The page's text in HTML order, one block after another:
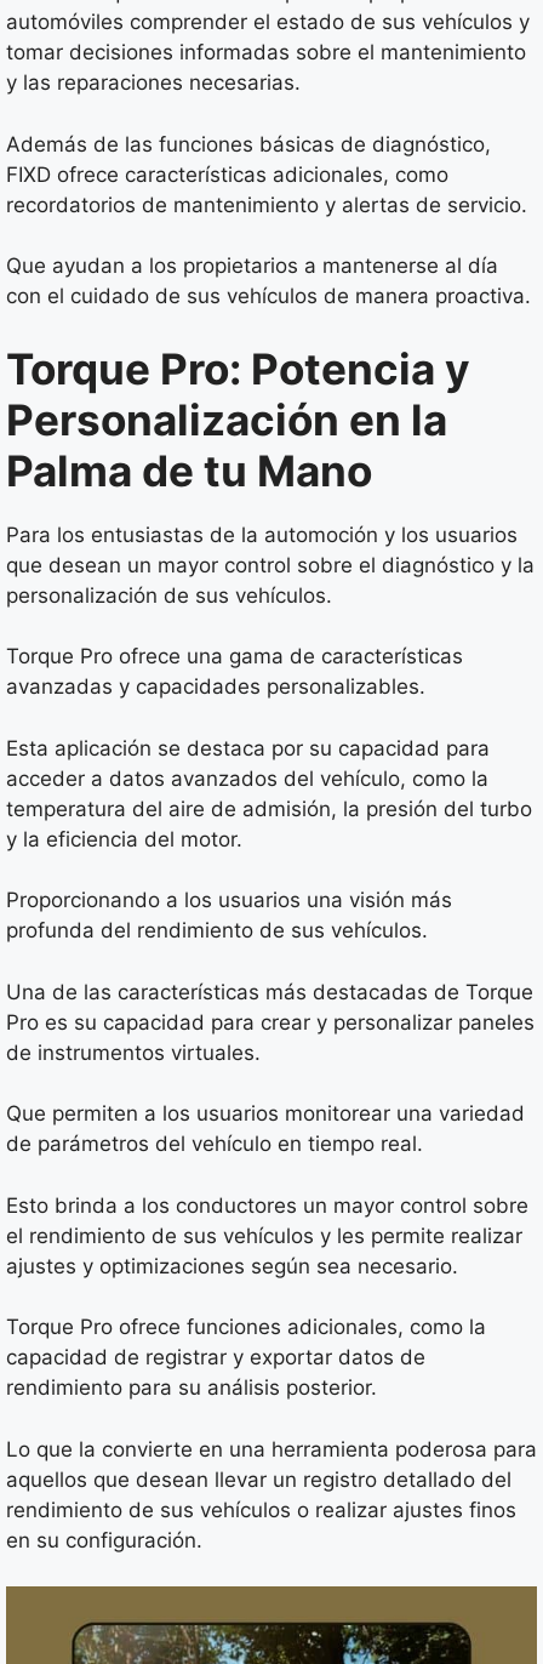
automóviles comprender el estado de sus vehículos y
tomar decisiones informadas sobre el mantenimiento
y las reparaciones necesarias.
Además de las funciones básicas de diagnóstico,
FIXD ofrece características adicionales, como
recordatorios de mantenimiento y alertas de servicio.
Que ayudan a los propietarios a mantenerse al día
con el cuidado de sus vehículos de manera proactiva.
Torque Pro: Potencia y
Personalización en la
Palma de tu Mano
Para los entusiastas de la automoción y los usuarios
que desean un mayor control sobre el diagnóstico y la
personalización de sus vehículos.
Torque Pro ofrece una gama de características
avanzadas y capacidades personalizables.
Esta aplicación se destaca por su capacidad para
acceder a datos avanzados del vehículo, como la
temperatura del aire de admisión, la presión del turbo
y la eficiencia del motor.
Proporcionando a los usuarios una visión más
profunda del rendimiento de sus vehículos.
Una de las características más destacadas de Torque
Pro es su capacidad para crear y personalizar paneles
de instrumentos virtuales.
Que permiten a los usuarios monitorear una variedad
de parámetros del vehículo en tiempo real.
Esto brinda a los conductores un mayor control sobre
el rendimiento de sus vehículos y les permite realizar
ajustes y optimizaciones según sea necesario.
Torque Pro ofrece funciones adicionales, como la
capacidad de registrar y exportar datos de
rendimiento para su análisis posterior.
Lo que la convierte en una herramienta poderosa para
aquellos que desean llevar un registro detallado del
rendimiento de sus vehículos o realizar ajustes finos
en su configuración.